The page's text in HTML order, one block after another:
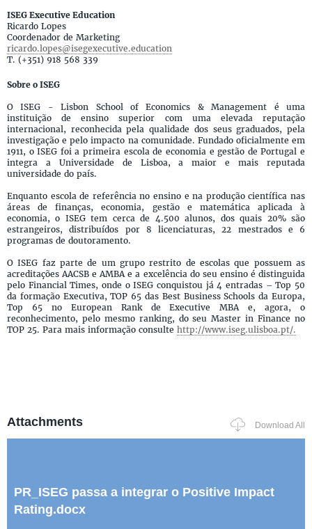
ISEG Executive Education
Ricardo Lopes
Coordenador de Marketing
ricardo.lopes@isegexecutive.education
T. (+351) 918 568 339
Sobre o ISEG
O ISEG - Lisbon School of Economics & Management é uma
instituição de ensino superior com uma elevada reputação
internacional, reconhecida pela qualidade dos seus graduados, pela
investigação e pelo impacto na comunidade. Fundado oficialmente em
1911, o ISEG foi a primeira escola de economia e gestão de Portugal e
integra a Universidade de Lisboa, a maior e mais reputada
universidade do país.
Enquanto escola de referência no ensino e na produção científica nas
áreas de finanças, economia, gestão e matemática aplicada à
economia, o ISEG tem cerca de 4.500 alunos, dos quais 20% são
estrangeiros, distribuídos por 8 licenciaturas, 22 mestrados e 6
programas de doutoramento.
O ISEG faz parte de um grupo restrito de escolas que possuem as
acreditações AACSB e AMBA e a excelência do seu ensino é distinguida
pelo Financial Times, onde o ISEG conquistou já 4 entradas – Top 50
da formação Executiva, TOP 65 das Best Business Schools da Europa,
Top 65 no European Rank de Executive MBA e, agora, o
reconhecimento, pelo mesmo ranking, do seu Master in Finance no
TOP 25. Para mais informação consulte http://www.iseg.ulisboa.pt/.
Attachments Download All
PR_ISEG passa a integrar o Positive Impact
Rating.docx